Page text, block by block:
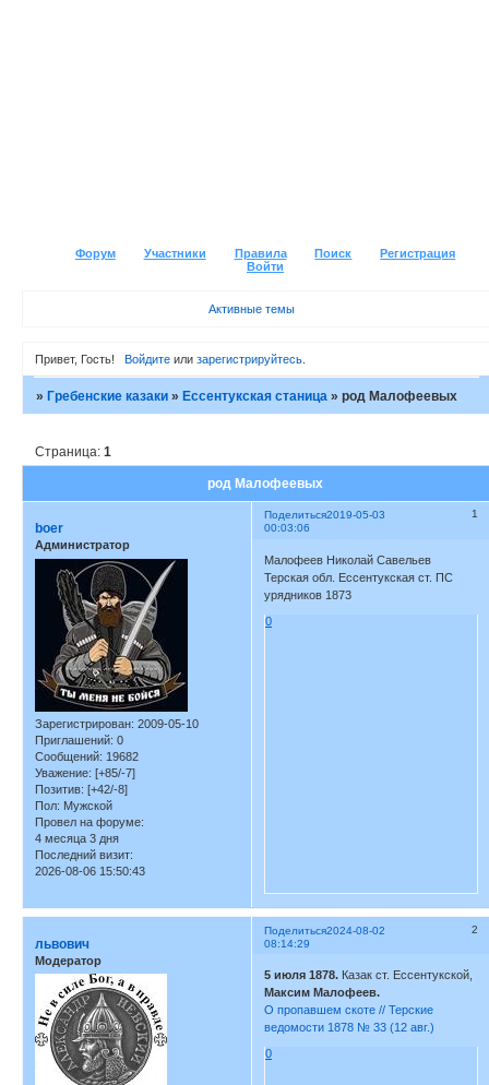
Форум Участники Правила Поиск
Регистрация
Войти
Активные темы
Привет, Гость! Войдитеили зарегистрируйтесь.
»Гребенские казаки »Ессентукская станица »род Малофеевых
род Малофеевых
Страница:1
Поделиться 1
2019-05-03
00:03:06
boer
Администратор
Зарегистрирован: 2009-05-10
Приглашений: 0
Сообщений: 19682
Уважение: [+85/-7]
Позитив: [+42/-8]
Пол: Мужской
Провел на форуме:
4 месяца 3 дня
Последний визит:
2026-08-06 15:50:43
Малофеев Николай Савельев
Терская обл. Ессентукская ст. ПС
урядников 1873
0
Поделиться 2
2024-08-02
08:14:29
львович
Модератор
5 июля 1878. Казак ст. Ессентукской,
Максим Малофеев.
О пропавшем скоте // Терские
ведомости 1878 № 33 (12 авг.)
0